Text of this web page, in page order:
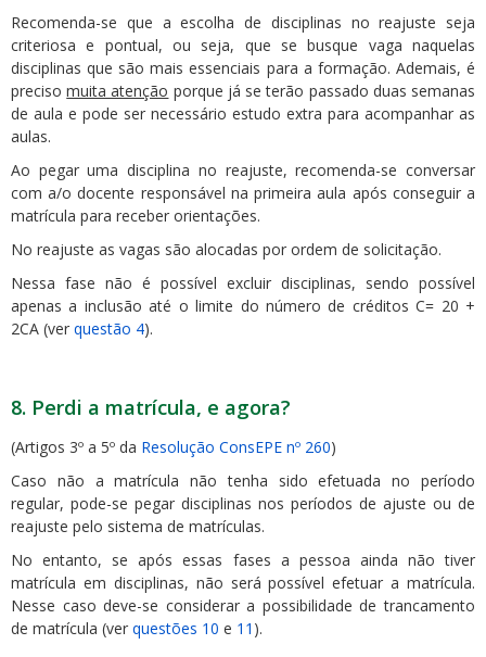
Recomenda-se que a escolha de disciplinas no reajuste seja
criteriosa e pontual, ou seja, que se busque vaga naquelas
disciplinas que são mais essenciais para a formação. Ademais, é
precisomuita atenção porque já se terão passado duas semanas
de aula e pode ser necessário estudo extra para acompanhar as
aulas.
Ao pegar uma disciplina no reajuste, recomenda-se conversar
com a/o docente responsável na primeira aula após conseguir a
matrícula para receber orientações.
No reajuste as vagas são alocadas por ordem de solicitação.
Nessa fase não é possível excluir disciplinas, sendo possível
apenas a inclusão até o limite do número de créditos C= 20 +
2CA (ver questão 4).
8. Perdi a matrícula, e agora?
(Artigos 3º a 5º da Resolução ConsEPE nº 260)
Caso não a matrícula não tenha sido efetuada no período
regular, pode-se pegar disciplinas nos períodos de ajuste ou de
reajuste pelo sistema de matrículas.
No entanto, se após essas fases a pessoa ainda não tiver
matrícula em disciplinas, não será possível efetuar a matrícula.
Nesse caso deve-se considerar a possibilidade de trancamento
de matrícula (ver questões 10 e 11 ).